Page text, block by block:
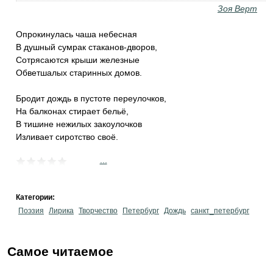
Зоя Верт
Опрокинулась чаша небесная
В душный сумрак стаканов-дворов,
Сотрясаются крыши железные
Обветшалых старинных домов.
Бродит дождь в пустоте переулочков,
На балконах стирает бельё,
В тишине нежилых закоулочков
Изливает сиротство своё.
Категории:
Поэзия
Лирика Творчество Петербург Дождь санкт_петербург
Самое читаемое